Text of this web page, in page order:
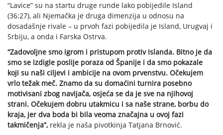
“Lavice” su na startu druge runde lako pobijedile Island
(36:27), ali Njemačka je druga dimenzija u odnosu na
dosadašnje rivale – u prvoh fazi pobijedila je Island, Urugvaj i
Srbiju, a onda i Farska Ostrva.
“Zadovoljne smo igrom i pristupom protiv Islanda. Bitno je da
smo se izdigle poslije poraza od Španije i da smo pokazale
koji su naši ciljevi i ambicije na ovom prvenstvu. Očekujem
vrlo težak meč. Znamo da su domaćini turnira posebno
motivisani zbog navijača, osjeća se da je sve na njihovoj
strani. Očekujem dobru utakmicu i sa naše strane, borbu do
kraja, jer dva boda bi bila veoma značajna u ovoj fazi
takmičenja”, rekla je naša pivotkinja Tatjana Brnović.